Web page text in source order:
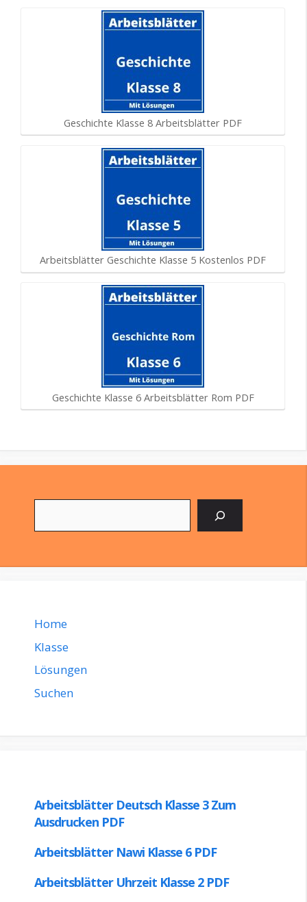
Geschichte Klasse 8 Arbeitsblätter PDF
Arbeitsblätter Geschichte Klasse 5 Kostenlos PDF
Geschichte Klasse 6 Arbeitsblätter Rom PDF
Home
Klasse
Lösungen
Suchen